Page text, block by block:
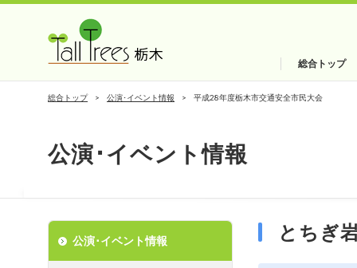
総合トップ
総合トップ 公演･イベント情報 平成28年度栃木市交通安全市民大会
公演･イベント情報
とちぎ
公演･イベント情報